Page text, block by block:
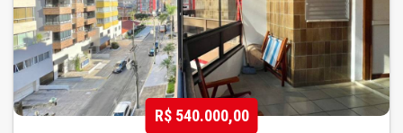
R$ 540.000,00